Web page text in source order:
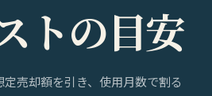
トの目安
売却額を引き、使用月数で割る